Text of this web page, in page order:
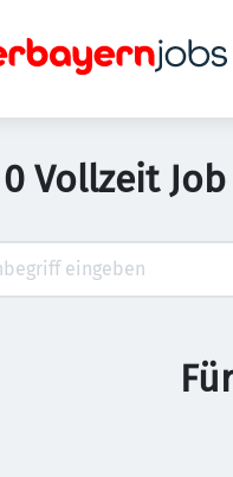
0 Vollzeit